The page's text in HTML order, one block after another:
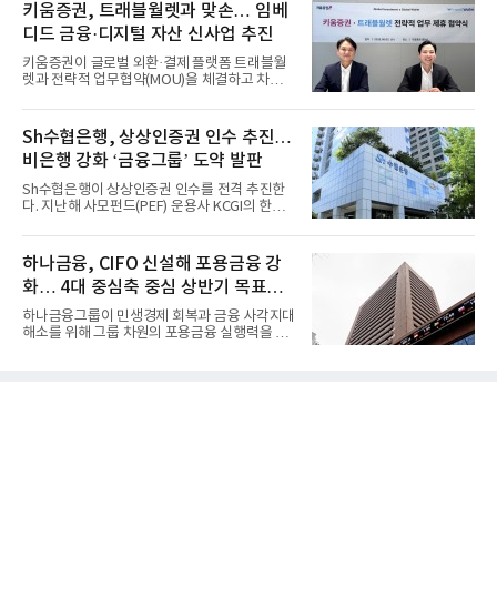
키움증권, 트래블월렛과 맞손… 임베
디드 금융·디지털 자산 신사업 추진
키움증권이 글로벌 외환·결제 플랫폼 트래블월
렛과 전략적 업무협약(MOU)을 체결하고 차세
Sh수협은행, 상상인증권 인수 추진…
비은행 강화 ‘금융그룹’ 도약 발판
Sh수협은행이 상상인증권 인수를 전격 추진한
다. 지난해 사모펀드(PEF) 운용사 KCGI의 한양
하나금융, CIFO 신설해 포용금융 강
화… 4대 중심축 중심 상반기 목표
60% 달성
하나금융그룹이 민생경제 회복과 금융 사각지대
해소를 위해 그룹 차원의 포용금융 실행력을 대